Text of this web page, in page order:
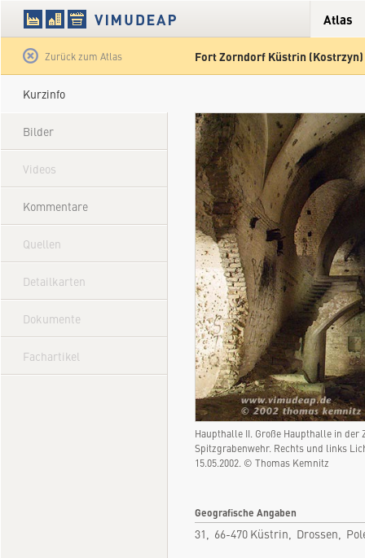
Atlas
Zurück zum Atlas Fort Zorndorf Küstrin (Kostrzyn)
Kurzinfo
Bilder
Videos
Kommentare
Quellen
Detailkarten
Dokumente
Fachartikel
Haupthalle II. Große Haupthalle in
Spitzgrabenwehr. Rechts und links
15.05.2002. © Thomas Kemnitz
Geografische Angaben
31, 66-470 Küstrin, Drossen,
Satellit Hybrid Gelände Straße